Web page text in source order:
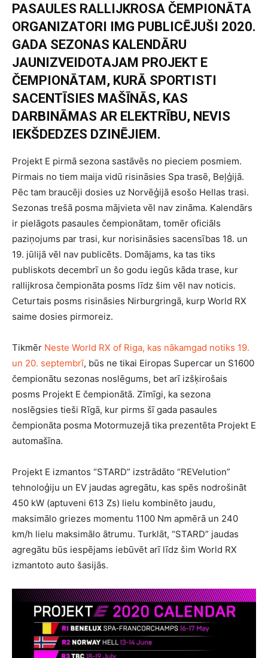
PASAULES RALLIJKROSA ČEMPIONĀTA
ORGANIZATORI IMG PUBLICĒJUŠI 2020.
GADA SEZONAS KALENDĀRU
JAUNIZVEIDOTAJAM PROJEKT E
ČEMPIONĀTAM, KURĀ SPORTISTI
SACENTĪSIES MAŠĪNĀS, KAS
DARBINĀMAS AR ELEKTRĪBU, NEVIS
IEKŠDEDZES DZINĒJIEM.
Projekt E pirmā sezona sastāvēs no pieciem posmiem.
Pirmais no tiem maija vidū risināsies Spa trasē, Beļģijā.
Pēc tam braucēji dosies uz Norvēģijā esošo Hellas trasi.
Sezonas trešā posma mājvieta vēl nav zināma. Kalendārs
ir pielāgots pasaules čempionātam, tomēr oficiāls
paziņojums par trasi, kur norisināsies sacensības 18. un
19. jūlijā vēl nav publicēts. Domājams, ka tas tiks
publiskots decembrī un šo godu iegūs kāda trase, kur
rallijkrosa čempionāta posms līdz šim vēl nav noticis.
Ceturtais posms risināsies Nirburgringā, kurp World RX
saime dosies pirmoreiz.
Tikmēr Neste World RX of Riga, kas nākamgad notiks 19.
un 20. septembrī, būs ne tikai Eiropas Supercar un S1600
čempionātu sezonas noslēgums, bet arī izšķirošais
posms Projekt E čempionātā. Zīmīgi, ka sezona
noslēgsies tieši Rīgā, kur pirms šī gada pasaules
čempionāta posma Motormuzejā tika prezentēta Projekt E
automašīna.
Projekt E izmantos “STARD” izstrādāto “REVelution”
tehnoloģiju un EV jaudas agregātu, kas spēs nodrošināt
450 kW (aptuveni 613 Zs) lielu kombinēto jaudu,
maksimālo griezes momentu 1100 Nm apmērā un 240
km/h lielu maksimālo ātrumu. Turklāt, “STARD” jaudas
agregātu būs iespējams iebūvēt arī līdz šim World RX
izmantoto auto šasijās.